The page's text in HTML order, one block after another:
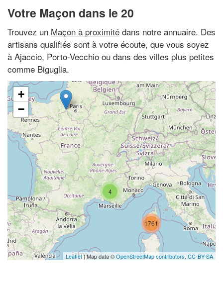
Votre Maçon dans le 20
Trouvez un Maçon à proximité dans notre annuaire. Des
artisans qualifiés sont à votre écoute, que vous soyez
à Ajaccio, Porto-Vecchio ou dans des villes plus petites
comme Biguglia.
4
1761
+
−
Leaflet| Map data ©OpenStreetMap contributors, CC-BY-SA